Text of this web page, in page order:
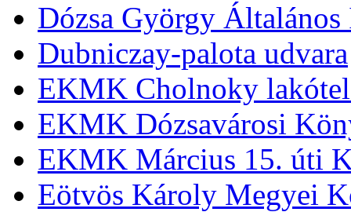
Dózsa György Általános
Dubniczay-palota udvara
EKMK Cholnoky
EKMK Dózsavárosi
EKMK Március 15. úti
Eötvös Károly Megyei